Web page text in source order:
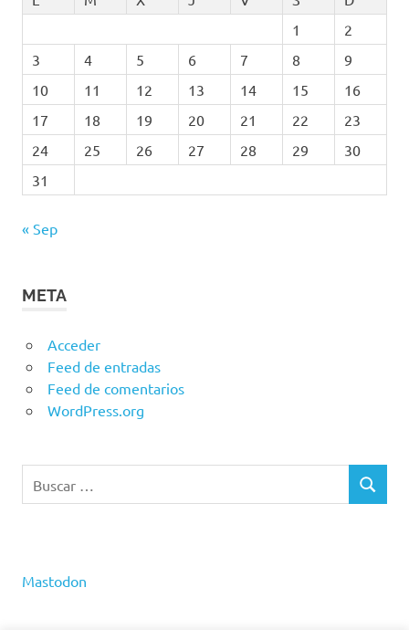
1
2
3
4 5 6 7 8
9
10
11 12 13 14 15
16
17
18 19 20 21 22
23
24
25 26 27 28 29
30
31
« Sep
META
Acceder
Feed de entradas
Feed de comentarios
WordPress.org
BUSCAR
Mastodon